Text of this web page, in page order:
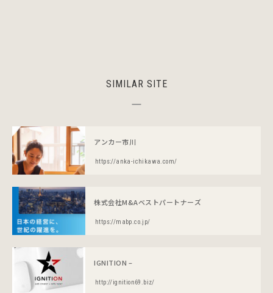
SIMILAR SITE
アンカー市川
https://anka-ichikawa.com/
株式会社M&Aベストパートナーズ
https://mabp.co.jp/
IGNITION –
http://ignition69.biz/